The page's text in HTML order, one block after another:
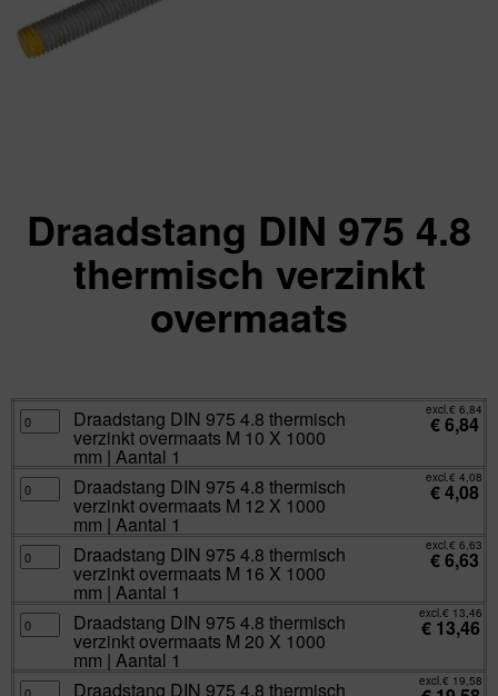
Draadstang DIN 975 4.8
thermisch verzinkt
overmaats
Draadstang
DIN
975
verzinkt
overmaats
M
mm
Aantal
Draadstang DIN 975 4.8 thermisch
verzinkt overmaats M 10 X 1000
mm | Aantal 1
excl.€ 6,84
€6,84
Draadstang
DIN
975
verzinkt
overmaats
M
mm
Aantal
Draadstang DIN 975 4.8 thermisch
verzinkt overmaats M 12 X 1000
mm | Aantal 1
excl.€ 4,08
€4,08
Draadstang
DIN
975
verzinkt
overmaats
M
mm
Draadstang DIN 975 4.8 thermisch
verzinkt overmaats M 16 X 1000
mm | Aantal 1
excl.€ 6,63
€6,63
Draadstang
DIN
975
verzinkt
overmaats
Draadstang DIN 975 4.8 thermisch
verzinkt overmaats M 20 X 1000
mm | Aantal 1
excl.€ 13,46
€ 13,46
DraadstangDraadstang DIN 975 4.8 thermisch excl.€ 19,58